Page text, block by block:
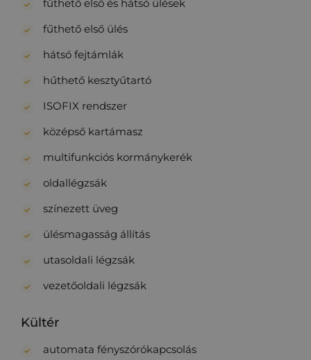
fűthető első és hátsó ülések
fűthető első ülés
hátsó fejtámlák
hűthető kesztyűtartó
ISOFIX rendszer
középső kartámasz
multifunkciós kormánykerék
oldallégzsák
színezett üveg
ülésmagasság állítás
utasoldali légzsák
vezetőoldali légzsák
Kültér
automata fényszórókapcsolás